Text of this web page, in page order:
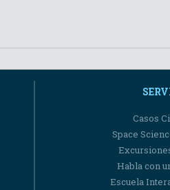
Casos
Space
Habla con
Escuela